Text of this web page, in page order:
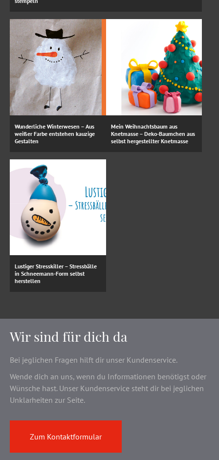
Wunderliche Winterwesen – Aus
weißer Farbe entstehen kauzige
Gestalten
Mein Weihnachtsbaum aus
Knetmasse – Deko-Baumchen aus
selbst hergestellter Knetmasse
Lustiger Stresskiller – Stressbälle
in Schneemann-Form selbst
herstellen
Wir sind für dich da
Bei jeglichen Fragen hilft dir unser Kundenservice.
Wende dich an uns, wenn du Informationen benötigst oder
Wünsche hast. Unser Kundenservice steht dir bei jeglichen
Unklarheiten zur Seite.
Zum Kontaktformular